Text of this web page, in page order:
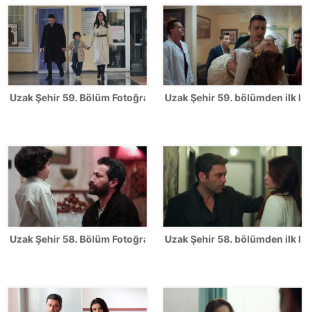
Uzak Şehir 59. Bölüm FotoğraflarıUzak Şehir 59. bölümden ilk
Uzak Şehir 58. Bölüm FotoğraflarıUzak Şehir 58. bölümden ilk